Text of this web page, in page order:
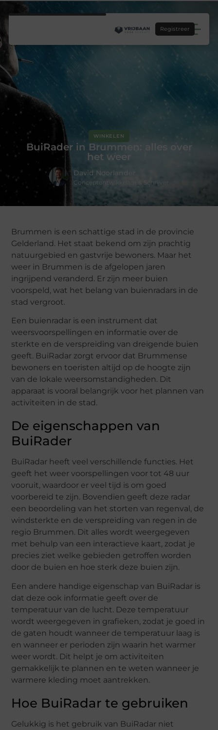
Registreer
WINKELEN
BuiRader in Brummen: alles over
het weer
David Noorlander
Conceptontwikkelaar & Schrijver
Brummen is een schattige stad in de provincie
Gelderland. Het staat bekend om zijn prachtig
natuurgebied en gastvrije bewoners. Maar het
weer in Brummen is de afgelopen jaren
ingrijpend veranderd. Er zijn meer buien
voorspeld, wat het belang van buienradars in de
stad vergroot.
Een buienradar is een instrument dat
weersvoorspellingen en informatie over de
sterkte en de verspreiding van dreigende buien
geeft. BuiRadar zorgt ervoor dat Brummense
bewoners en toeristen altijd op de hoogte zijn
van de lokale weersomstandigheden. Dit
apparaat is vooral belangrijk voor het plannen van
activiteiten in de stad.
De eigenschappen van
BuiRader
BuiRadar heeft veel verschillende functies. Het
geeft het weer voorspellingen voor tot 48 uur
vooruit, waardoor er veel tijd is om goed
voorbereid te zijn. Bovendien geeft deze radar
een beoordeling van het storten van regenval, de
windsterkte en de verspreiding van regen in de
regio Brummen. Dit alles wordt weergegeven
met behulp van een interactieve kaart, zodat je
precies ziet welke gebieden getroffen worden
door de buien en hoe sterk deze buien zijn.
Een andere handige eigenschap van BuiRadar is
dat deze ook informatie geeft over de
temperatuur van de lucht. Deze temperatuur
wordt weergegeven in grafieken, zodat je goed in
de gaten houdt wanneer de temperatuur laag is
en wanneer er perioden zijn waarin het warmer
weer wordt. Dit helpt je om activiteiten
gemakkelijk te plannen en te weten wanneer je
warmere kleding moet aantrekken.
Hoe BuiRadar te gebruiken
Gelukkig is het gebruik van BuiRadar niet